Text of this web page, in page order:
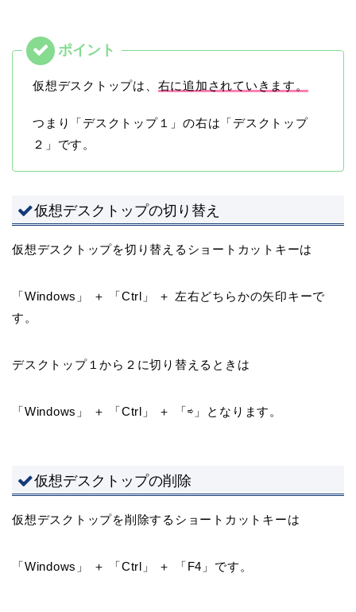
仮想デスクトップは、 右に追加されていきます。
つまり「デスクトップ１」の右は「デスクトップ
２」です。
仮想デスクトップの切り替え
仮想デスクトップを切り替えるショートカットキーは
「Windows」 ＋ 「Ctrl」 ＋ 左右どちらかの矢印キーで
す。
デスクトップ１から２に切り替えるときは
「Windows」 ＋ 「Ctrl」 ＋ 「⇨」となります。
仮想デスクトップの削除
仮想デスクトップを削除するショートカットキーは
「Windows」 ＋ 「Ctrl」 ＋ 「F4」です。